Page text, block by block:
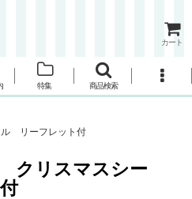
カート
特集 商品検索
リーフレット付
リスマスシー